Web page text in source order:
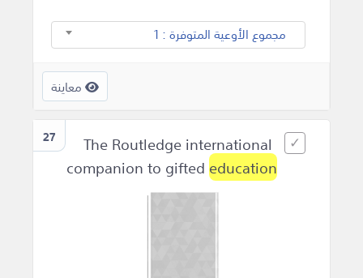
مجموع الأوعية المتوفرة : 1
معاينة
27
The Routledge international
companion to giftededucation